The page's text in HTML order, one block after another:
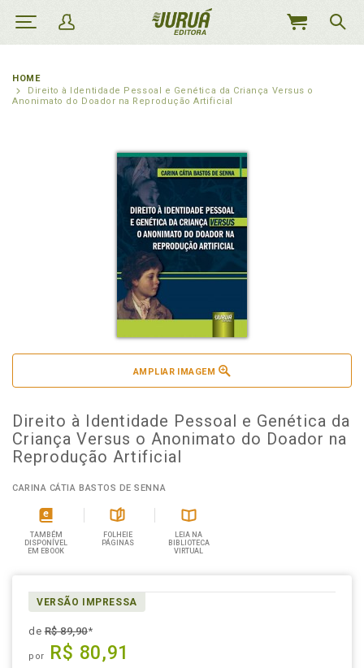
MEU
HOME
Direito à Identidade Pessoal e Genética da Criança Versus o
Anonimato do Doador na Reprodução Artificial
AMPLIAR IMAGEM
Direito à Identidade Pessoal e Genética da
Criança Versus o Anonimato do Doador na
Reprodução Artificial
CARINA CÁTIA BASTOS DE SENNA
TAMBÉM
DISPONÍVEL
EM EBOOK
FOLHEIE
PÁGINAS
LEIA NA
BIBLIOTECA
VIRTUAL
VERSÃO IMPRESSA
deR$ 89,90*
por R$ 80,91